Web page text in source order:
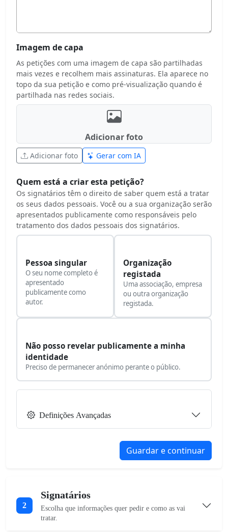
Imagem de capa
As petições com uma imagem de capa são partilhadas
mais vezes e recolhem mais assinaturas. Ela aparece no
topo da sua petição e como pré-visualização quando é
partilhada nas redes sociais.
Adicionar foto
Adicionar foto Gerar com IA
Quem está a criar esta petição?
Os signatários têm o direito de saber quem está a tratar
os seus dados pessoais. Você ou a sua organização serão
apresentados publicamente como responsáveis pelo
tratamento dos dados pessoais dos signatários.
Pessoa singular
O seu nome completo é
apresentado
publicamente como
autor.
Organização
registada
Uma associação, empresa
ou outra organização
registada.
Não posso revelar publicamente a minha
identidade
Preciso de permanecer anónimo perante o público.
Definições Avançadas
Guardar e continuar
2
Signatários
Escolha que informações quer pedir e como as vai
tratar.